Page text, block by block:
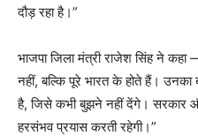
दौड़ रहा है।”
भाजपा जिला मंत्री राजेश सिंह ने
नहीं, बल्कि पूरे भारत के होते हैं। उनका
है, जिसे कभी बुझने नहीं देंगे। सरकार
हरसंभव प्रयास करती रहेगी।”